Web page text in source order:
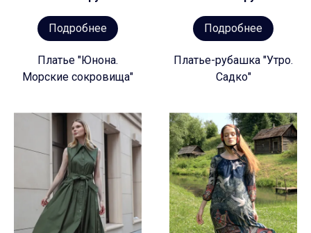
Подробнее
Платье "Юнона.
Морские сокровища"
Подробнее
Платье-рубашка "Утро.
Садко"